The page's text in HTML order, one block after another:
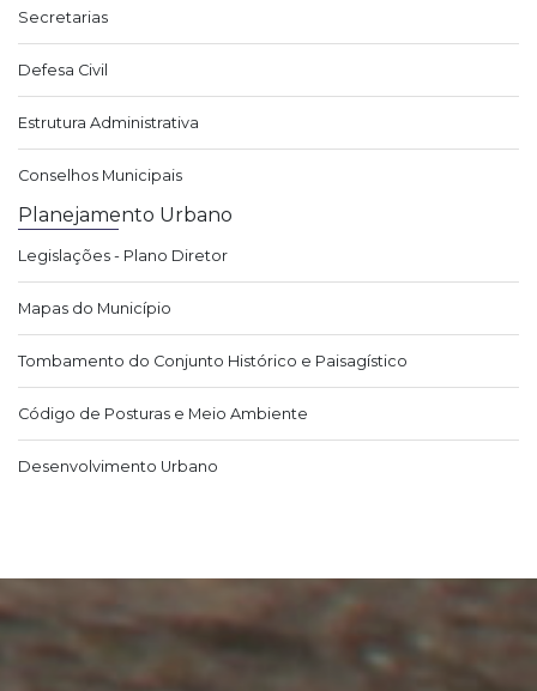
Secretarias
Defesa Civil
Estrutura Administrativa
Conselhos Municipais
Planejamento Urbano
Legislações - Plano Diretor
Mapas do Município
Tombamento do Conjunto Histórico e Paisagístico
Código de Posturas e Meio Ambiente
Desenvolvimento Urbano